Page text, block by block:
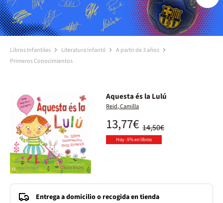
Libros Infantiles Literatura infantil
A partir de 3 años
Primeros Conocimientos
Aquesta és la Lulú
Reid, Camilla
14,50€
13,77€
Hoy -5% en libros
Entrega a domicilio o recogida en tienda